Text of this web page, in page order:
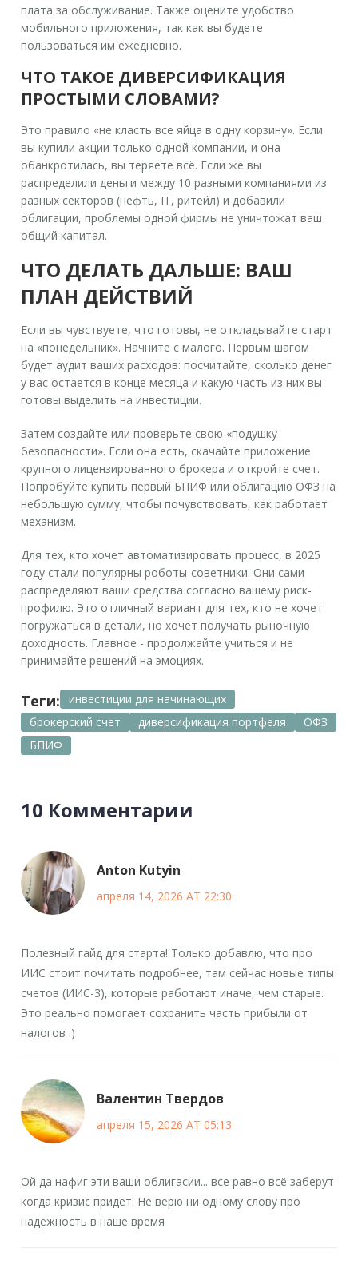
плата за обслуживание. Также оцените удобство
мобильного приложения, так как вы будете
пользоваться им ежедневно.
ЧТО ТАКОЕ ДИВЕРСИФИКАЦИЯ
ПРОСТЫМИ СЛОВАМИ?
Это правило «не класть все яйца в одну корзину». Если
вы купили акции только одной компании, и она
обанкротилась, вы теряете всё. Если же вы
распределили деньги между 10 разными компаниями из
разных секторов (нефть, IT, ритейл) и добавили
облигации, проблемы одной фирмы не уничтожат ваш
общий капитал.
ЧТО ДЕЛАТЬ ДАЛЬШЕ: ВАШ
ПЛАН ДЕЙСТВИЙ
Если вы чувствуете, что готовы, не откладывайте старт
на «понедельник». Начните с малого. Первым шагом
будет аудит ваших расходов: посчитайте, сколько денег
у вас остается в конце месяца и какую часть из них вы
готовы выделить на инвестиции.
Затем создайте или проверьте свою «подушку
безопасности». Если она есть, скачайте приложение
крупного лицензированного брокера и откройте счет.
Попробуйте купить первый БПИФ или облигацию ОФЗ на
небольшую сумму, чтобы почувствовать, как работает
механизм.
Для тех, кто хочет автоматизировать процесс, в 2025
году стали популярны роботы-советники. Они сами
распределяют ваши средства согласно вашему риск-
профилю. Это отличный вариант для тех, кто не хочет
погружаться в детали, но хочет получать рыночную
доходность. Главное - продолжайте учиться и не
принимайте решений на эмоциях.
Теги:
инвестиции для начинающих
брокерский счет
диверсификация портфеля
ОФЗ
БПИФ
10 Комментарии
Anton Kutyin
апреля 14, 2026 AT 22:30
Полезный гайд для старта! Только добавлю, что про
ИИС стоит почитать подробнее, там сейчас новые типы
счетов (ИИС-3), которые работают иначе, чем старые.
Это реально помогает сохранить часть прибыли от
налогов :)
Валентин Твердов
апреля 15, 2026 AT 05:13
Ой да нафиг эти ваши облигасии... все равно всё заберут
когда кризис придет. Не верю ни одному слову про
надёжность в наше время